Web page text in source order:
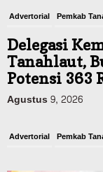
Advertorial Pemkab
Delegasi
Tanahlaut,
Potensi 363
Agustus 9, 2026
Advertorial Pemkab